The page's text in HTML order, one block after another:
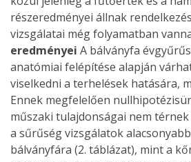
részeredményei állnak
vizsgálatai még folyamatban
eredményei A bálványfa
anatómiai felépítése alapján
viselkedni a terhelések hatására,
Ennek megfelelően
műszaki tulajdonságai nem
a sűrűség vizsgálatok
bálványfára (2. táblázat), mint a